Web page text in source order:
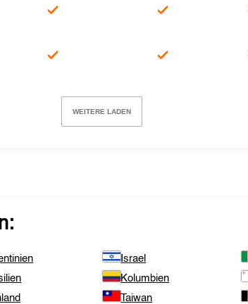
WEITERE LADEN
Israel
Kolumbien
Taiwan